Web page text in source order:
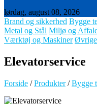
lørdag, august 08, 2026
Brand og sikkerhed Bygge
Metal og Stål Miljø og
Værktøj og Maskiner Øvrige
Elevatorservice
Forside /Produkter/Bygge